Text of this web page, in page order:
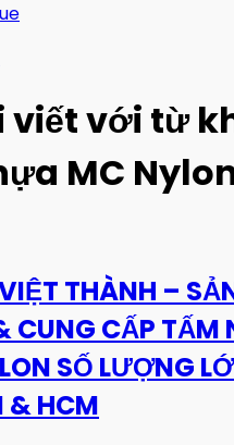
viết với từ
MC
THÀNH –
CUNG CẤP TẤM
SỐ LƯỢNG
& HCM